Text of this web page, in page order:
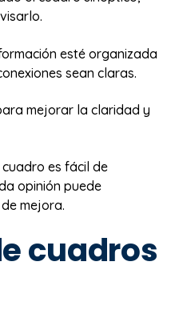
esté organizada
sean claras.
mejorar la claridad y
es fácil de
opinión puede
mejora.
cuadros